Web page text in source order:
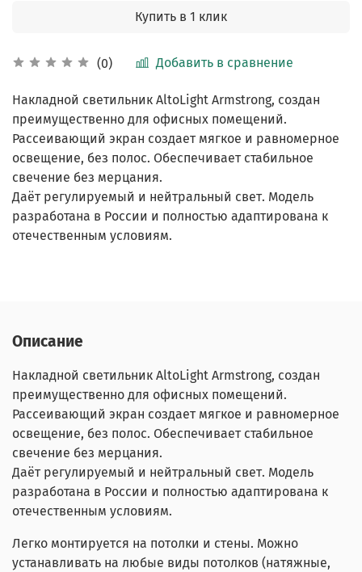
(0) Добавить в сравнение
Купить в 1 клик
Накладной светильник AltoLight Armstrong, создан
преимущественно для офисных помещений.
Рассеивающий экран создает мягкое и равномерное
освещение, без полос. Обеспечивает стабильное
свечение без мерцания.
Даёт регулируемый и нейтральный свет. Модель
разработана в России и полностью адаптирована к
отечественным условиям.
Описание
Накладной светильник AltoLight Armstrong, создан
преимущественно для офисных помещений.
Рассеивающий экран создает мягкое и равномерное
освещение, без полос. Обеспечивает стабильное
свечение без мерцания.
Даёт регулируемый и нейтральный свет. Модель
разработана в России и полностью адаптирована к
отечественным условиям.
Легко монтируется на потолки и стены. Можно
устанавливать на любые виды потолков (натяжные,